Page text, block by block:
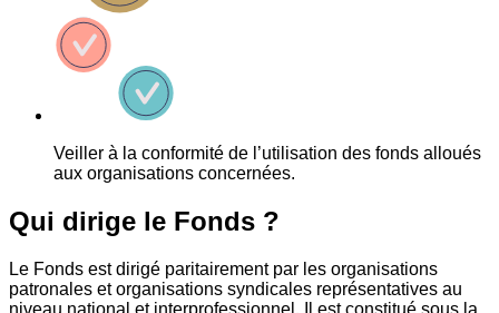
Veiller à la conformité de l’utilisation des fonds alloués
aux organisations concernées.
Qui dirige le Fonds ?
Le Fonds est dirigé paritairement par les organisations
patronales et organisations syndicales représentatives au